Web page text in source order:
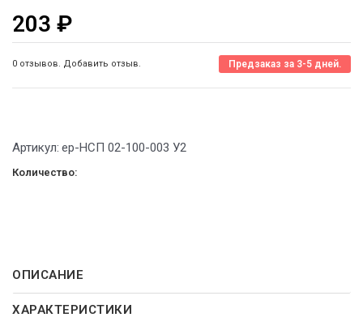
203 ₽
0 отзывов. Добавить отзыв. Предзаказ за 3-5 дней.
Артикул: ep-НСП 02-100-003 У2
Количество:
ОПИСАНИЕ
ХАРАКТЕРИСТИКИ